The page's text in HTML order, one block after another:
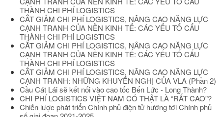
THÀNH CHI PHÍ LOGISTICS
CẮT GIẢM CHI PHÍ LOGISTICS, NÂNG CAO NĂNG LỰC
CẠNH TRANH CỦA NỀN KINH TẾ: CÁC YẾU TỐ CẤU
THÀNH CHI PHÍ LOGISTICS
CẮT GIẢM CHI PHÍ LOGISTICS, NÂNG CAO NĂNG LỰC
CẠNH TRANH CỦA NỀN KINH TẾ: CÁC YẾU TỐ CẤU
THÀNH CHI PHÍ LOGISTICS
CẮT GIẢM CHI PHÍ LOGISTICS, NÂNG CAO NĂNG LỰC
CẠNH TRANH: NHỮNG KHUYẾN NGHỊ CỦA VLA (Phần 2)
Cầu Cát Lái sẽ kết nối vào cao tốc Bến Lức - Long Thành?
CHI PHÍ LOGISTICS VIỆT NAM CÓ THẬT LÀ “RẤT CAO”?
Chiến lược phát triển Chính phủ điện tử hướng tới Chính phủ